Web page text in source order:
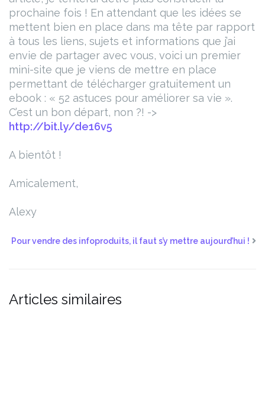
prochaine fois ! En attendant que les idées se
mettent bien en place dans ma tête par rapport
à tous les liens, sujets et informations que j’ai
envie de partager avec vous, voici un premier
mini-site que je viens de mettre en place
permettant de télécharger gratuitement un
ebook : « 52 astuces pour améliorer sa vie ».
C’est un bon départ, non ?! ->
http://bit.ly/de16v5
A bientôt !
Amicalement,
Alexy
Pour vendre des infoproduits, il faut s’y mettre aujourd’hui !
Articles similaires